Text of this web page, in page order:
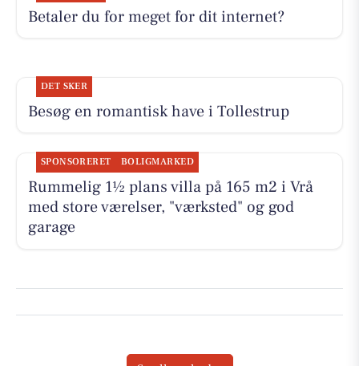
Betaler du for meget for dit internet?
DET SKER
Besøg en romantisk have i Tollestrup
SPONSORERET BOLIGMARKED
Rummelig 1½ plans villa på 165 m2 i Vrå
med store værelser, "værksted" og god
garage